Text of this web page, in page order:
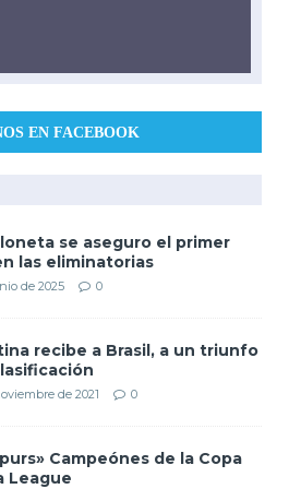
EN FACEBOOK
se aseguro el primer
las eliminatorias
de 2025 0
recibe a Brasil, a un triunfo
de 2021 0
Campeónes de la Copa
League